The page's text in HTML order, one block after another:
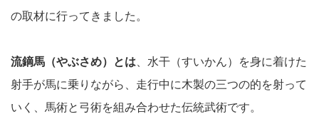
の取材に行ってきました。
流鏑馬（やぶさめ）とは 、水干（すいかん）を身に着けた
射手が馬に乗りながら、走行中に木製の三つの的を射って
いく、馬術と弓術を組み合わせた伝統武術です。